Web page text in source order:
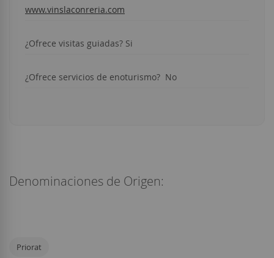
www.vinslaconreria.com
¿Ofrece visitas guiadas? Si
¿Ofrece servicios de enoturismo? No
Denominaciones de Origen:
Priorat